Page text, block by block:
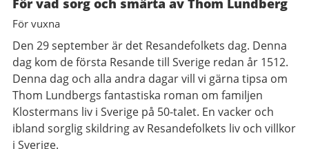
För vad sorg och smärta av Thom Lundberg
För vuxna
Den 29 september är det Resandefolkets dag. Denna
dag kom de första Resande till Sverige redan år 1512.
Denna dag och alla andra dagar vill vi gärna tipsa om
Thom Lundbergs fantastiska roman om familjen
Klostermans liv i Sverige på 50-talet. En vacker och
ibland sorglig skildring av Resandefolkets liv och villkor
i Sverige.